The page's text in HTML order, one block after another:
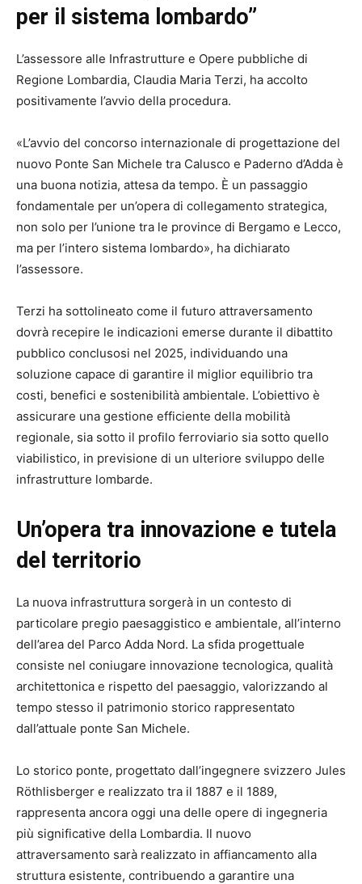
per il sistema lombardo”
L’assessore alle Infrastrutture e Opere pubbliche di
Regione Lombardia, Claudia Maria Terzi, ha accolto
positivamente l’avvio della procedura.
«L’avvio del concorso internazionale di progettazione del
nuovo Ponte San Michele tra Calusco e Paderno d’Adda è
una buona notizia, attesa da tempo. È un passaggio
fondamentale per un’opera di collegamento strategica,
non solo per l’unione tra le province di Bergamo e Lecco,
ma per l’intero sistema lombardo», ha dichiarato
l’assessore.
Terzi ha sottolineato come il futuro attraversamento
dovrà recepire le indicazioni emerse durante il dibattito
pubblico conclusosi nel 2025, individuando una
soluzione capace di garantire il miglior equilibrio tra
costi, benefici e sostenibilità ambientale. L’obiettivo è
assicurare una gestione efficiente della mobilità
regionale, sia sotto il profilo ferroviario sia sotto quello
viabilistico, in previsione di un ulteriore sviluppo delle
infrastrutture lombarde.
Un’opera tra innovazione e tutela
del territorio
La nuova infrastruttura sorgerà in un contesto di
particolare pregio paesaggistico e ambientale, all’interno
dell’area del Parco Adda Nord. La sfida progettuale
consiste nel coniugare innovazione tecnologica, qualità
architettonica e rispetto del paesaggio, valorizzando al
tempo stesso il patrimonio storico rappresentato
dall’attuale ponte San Michele.
Lo storico ponte, progettato dall’ingegnere svizzero Jules
Röthlisberger e realizzato tra il 1887 e il 1889,
rappresenta ancora oggi una delle opere di ingegneria
più significative della Lombardia. Il nuovo
attraversamento sarà realizzato in affiancamento alla
struttura esistente, contribuendo a garantire una